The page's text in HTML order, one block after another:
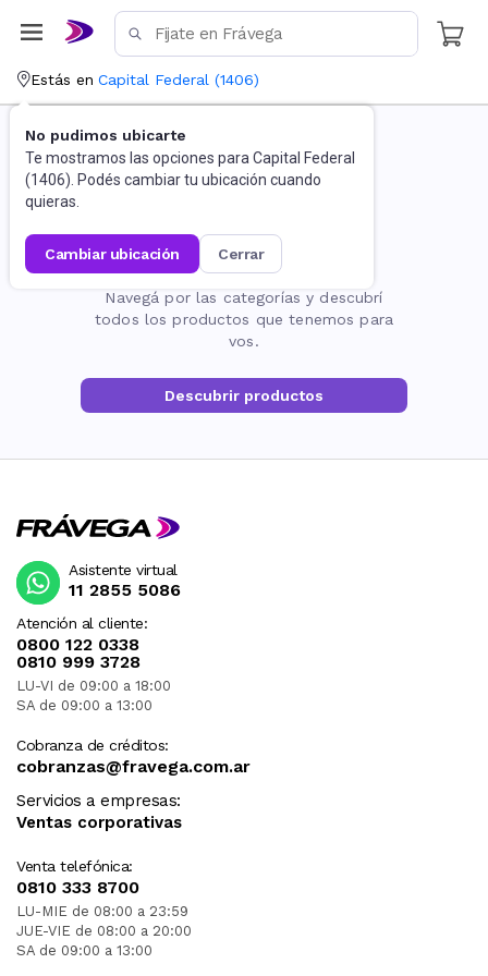
Estás en Capital Federal (1406)
No pudimos ubicarte
Te mostramos las opciones para Capital Federal
(1406). Podés cambiar tu ubicación cuando
quieras.
cambiar ubicación cerrar
La página no existe
Navegá por las categorías y descubrí
todos los productos que tenemos para
vos.
Descubrir productos
Atención al cliente:
0800 122 0338
0810 999 3728
LU-VI de 09:00 a 18:00
SA de 09:00 a 13:00
Cobranza de créditos:
cobranzas@fravega.com.ar
Servicios a empresas:
Ventas corporativas
Venta telefónica:
0810 333 8700
LU-MIE de 08:00 a 23:59
JUE-VIE de 08:00 a 20:00
SA de 09:00 a 13:00
Asistente virtual
11 2855 5086